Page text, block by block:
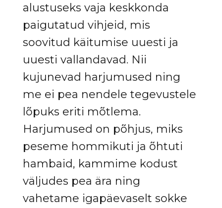
alustuseks vaja keskkonda
paigutatud vihjeid, mis
soovitud käitumise uuesti ja
uuesti vallandavad. Nii
kujunevad harjumused ning
me ei pea nendele tegevustele
lõpuks eriti mõtlema.
Harjumused on põhjus, miks
peseme hommikuti ja õhtuti
hambaid, kammime kodust
väljudes pea ära ning
vahetame igapäevaselt sokke